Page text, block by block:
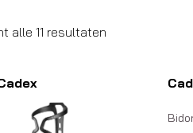
alle 11 resultaten
populariteit